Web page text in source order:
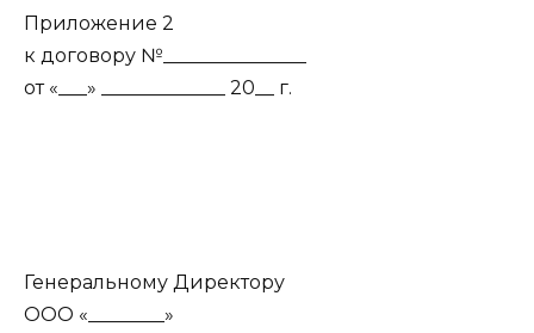
Приложение 2
к договору №_______________
от «___» _____________ 20__ г.
Генеральному Директору
ООО «________»